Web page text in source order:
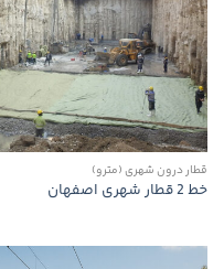
قطار درون شهری (مترو)
خط 2 قطار شهری اصفهان